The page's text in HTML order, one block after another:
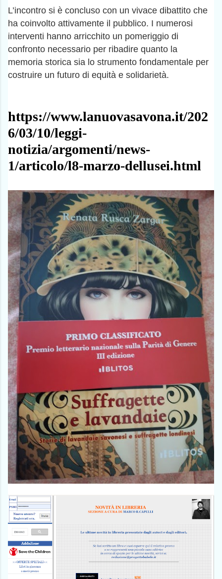
L’incontro si è concluso con un vivace dibattito che
ha coinvolto attivamente il pubblico. I numerosi
interventi hanno arricchito un pomeriggio di
confronto necessario per ribadire quanto la
memoria storica sia lo strumento fondamentale per
costruire un futuro di equità e solidarietà.
https://www.lanuovasavona.it/202
6/03/10/leggi-
notizia/argomenti/news-
1/articolo/l8-marzo-dellusei.html